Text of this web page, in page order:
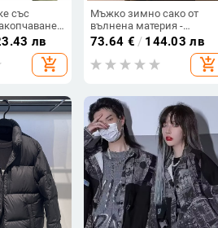
със
с цип,
лв
add_shopping_cart
Мъжко зимно сако от
вълнена материя -
свободен силует,
двуредно копче,
удебелено, подплата
73.64 € / 144.03 лв
add_shopping_cart